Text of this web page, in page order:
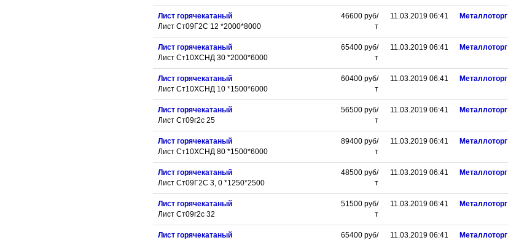
Лист горячекатаный
Лист Ст09Г2С 12 *2000*8000
46600 руб/
т
11.03.2019 06:41 Металлоторг
Лист горячекатаный
Лист Ст10ХСНД 30 *2000*6000
65400 руб/
т
11.03.2019 06:41 Металлоторг
Лист горячекатаный
Лист Ст10ХСНД 10 *1500*6000
60400 руб/
т
11.03.2019 06:41 Металлоторг
Лист горячекатаный
Лист Ст09г2с 25
56500 руб/
т
11.03.2019 06:41 Металлоторг
Лист горячекатаный
Лист Ст10ХСНД 80 *1500*6000
89400 руб/
т
11.03.2019 06:41 Металлоторг
Лист горячекатаный
Лист Ст09Г2С 3, 0 *1250*2500
48500 руб/
т
11.03.2019 06:41 Металлоторг
Лист горячекатаный
Лист Ст09г2с 32
51500 руб/
т
11.03.2019 06:41 Металлоторг
Лист горячекатаный
65400 руб/
11.03.2019 06:41 Металлоторг